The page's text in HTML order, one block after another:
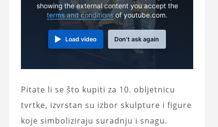
showing the external content you accept the
terms and conditionsof youtube.com.
Load video Don't ask again
Pitate li se što kupiti za 10. obljetnicu
tvrtke, izvrstan su izbor skulpture i figure
koje simboliziraju suradnju i snagu.